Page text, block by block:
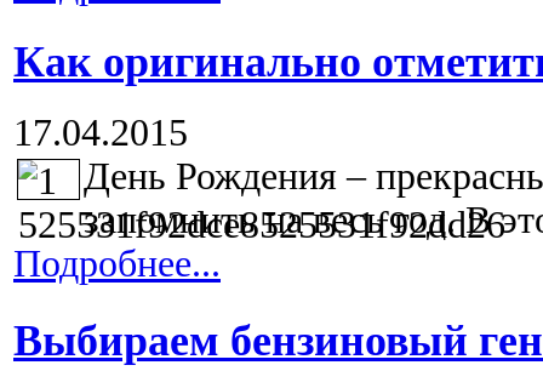
Как оригинально
17.04.2015
День Рождения –
запомнить на весь год. В
Подробнее...
Выбираем бензиновый